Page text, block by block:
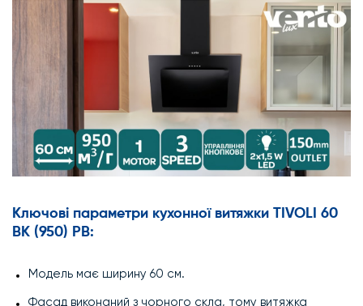
Ключові параметри кухонної витяжки TIVOLI 60
BK (950) PB:
Модель має ширину 60 см.
Фасад виконаний з чорного скла, тому витяжка